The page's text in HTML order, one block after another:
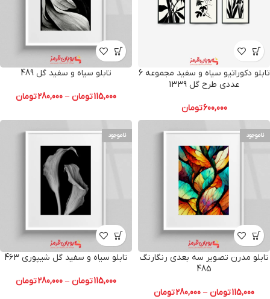
تابلو دکوراتیو سیاه و سفید مجموعه 6
عددی طرح گل 1339
600,000تومان
تابلو سیاه و سفید گل 489
115,000تومان –
280,000تومان
ناموجود
تابلو مدرن تصویر سه بعدی رنگارنگ
485
115,000تومان –
280,000تومان
ناموجود
تابلو سیاه و سفید گل شیپوری 463
115,000تومان –
280,000تومان